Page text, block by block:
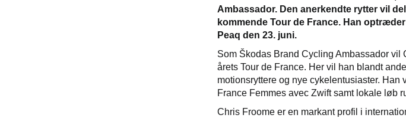
Ambassador. Den anerkendte rytter vil
kommende Tour de France. Han
Peaq den 23. juni.
Som Škodas Brand Cycling Ambassador
årets Tour de France. Her vil han blandt
motionsryttere og nye cykelentusiaster.
France Femmes avec Zwift samt lokale løb
Chris Froome er en markant profil i